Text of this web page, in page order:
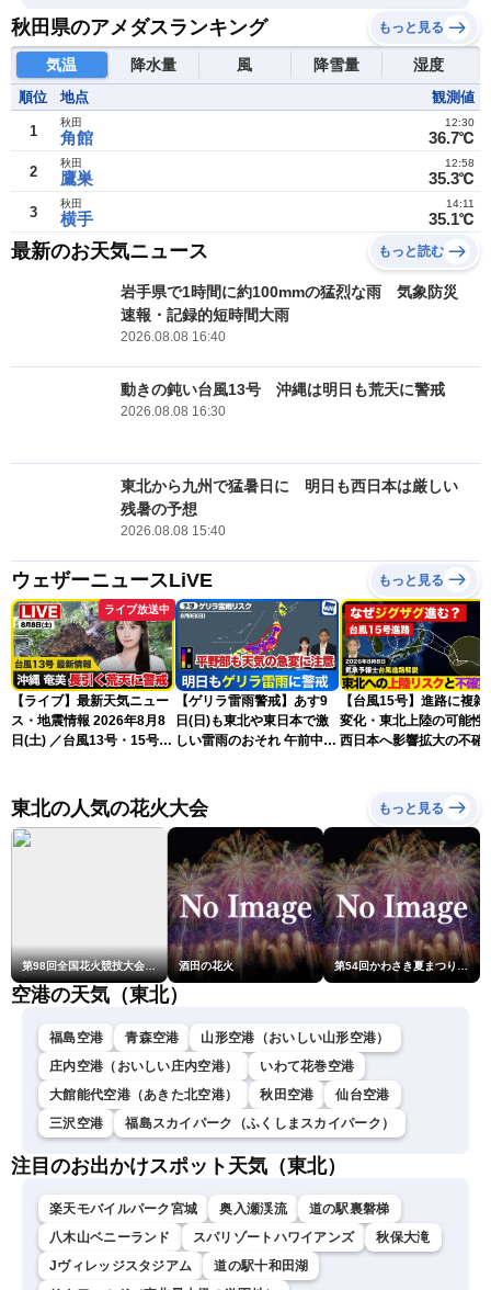
秋田県のアメダスランキング もっと見る
気温 降水量 風 降雪量 湿度
順位 地点 観測値
1 角館
秋田
36.7℃
12:30
2 鷹巣
秋田
35.3℃
12:58
3 横手
秋田
35.1℃
14:11
最新のお天気ニュース もっと読む
岩手県で1時間に約100mmの猛烈な雨 気象防災
速報・記録的短時間大雨
2026.08.08 16:40
動きの鈍い台風13号 沖縄は明日も荒天に警戒
2026.08.08 16:30
東北から九州で猛暑日に 明日も西日本は厳しい
残暑の予想
2026.08.08 15:40
ウェザーニュースLiVE もっと見る
ライブ放送中
【ライブ】最新天気ニュー
ス・地震情報 2026年8月8
日(土) ／台風13号・15号
ーニュースLiVEムーン・戸
北美月／芳野達郎〉
【ゲリラ雷雨警戒】あす9
日(日)も東北や東日本で激
しい雷雨のおそれ 午前中か
【台風15号】進路に複雑
変化・東北上陸の可能性
西日本へ影響拡大の不確
東北の人気の花火大会 もっと見る
第98回全国花火競技大会「大曲の花火」 酒田の花火 第54回かわさき夏まつり花火大会「おらが自慢のでっかい花火」
空港の天気（東北）
福島空港 青森空港
山形空港（おいしい山形空港）
庄内空港（おいしい庄内空港）
いわて花巻空港
大館能代空港（あきた北空港）
秋田空港
仙台空港
三沢空港
福島スカイパーク（ふくしまスカイパーク）
注目のお出かけスポット天気（東北）
楽天モバイルパーク宮城 奥入瀬渓流
道の駅裏磐梯
八木山ベニーランド
スパリゾートハワイアンズ
秋保大滝
Jヴィレッジスタジアム
道の駅十和田湖